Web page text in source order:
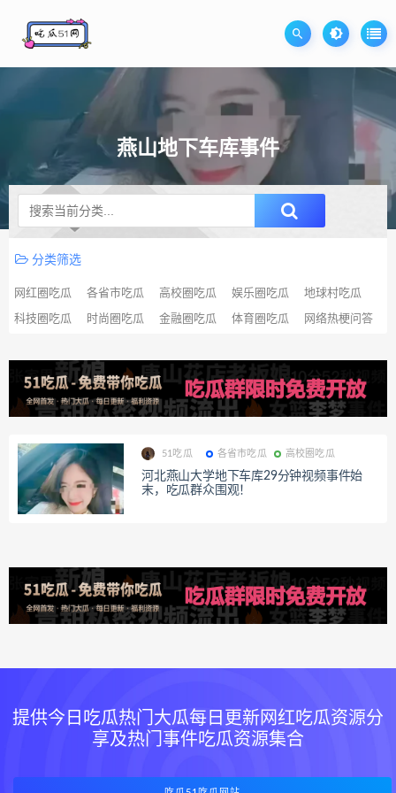
燕山地下车库事件
升级SVIP无限免费下载
分类筛选
网红圈吃瓜 各省市吃瓜 高校圈吃瓜 娱乐圈吃瓜 地球村吃瓜
科技圈吃瓜 时尚圈吃瓜 金融圈吃瓜 体育圈吃瓜 网络热梗问答
51吃瓜 各省市吃瓜 高校圈吃瓜
河北燕山大学地下车库29分钟视频事件始
末，吃瓜群众围观！
提供今日吃瓜热门大瓜每日更新网红吃瓜资源分
享及热门事件吃瓜资源集合